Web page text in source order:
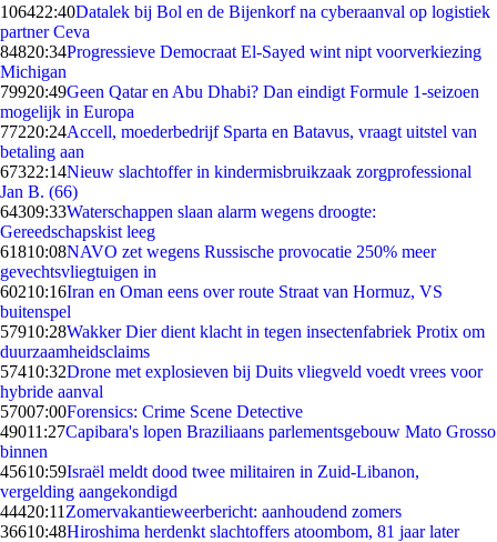
106422:40Datalek bij Bol en de Bijenkorf na cyberaanval op logistiek
partner Ceva
84820:34Progressieve Democraat El-Sayed wint nipt voorverkiezing
Michigan
79920:49Geen Qatar en Abu Dhabi? Dan eindigt Formule 1-seizoen
mogelijk in Europa
77220:24Accell, moederbedrijf Sparta en Batavus, vraagt uitstel van
betaling aan
67322:14Nieuw slachtoffer in kindermisbruikzaak zorgprofessional
Jan B. (66)
64309:33Waterschappen slaan alarm wegens droogte:
Gereedschapskist leeg
61810:08NAVO zet wegens Russische provocatie 250% meer
gevechtsvliegtuigen in
60210:16Iran en Oman eens over route Straat van Hormuz, VS
buitenspel
57910:28Wakker Dier dient klacht in tegen insectenfabriek Protix om
duurzaamheidsclaims
57410:32Drone met explosieven bij Duits vliegveld voedt vrees voor
hybride aanval
57007:00Forensics: Crime Scene Detective
49011:27Capibara's lopen Braziliaans parlementsgebouw Mato Grosso
binnen
45610:59Israël meldt dood twee militairen in Zuid-Libanon,
vergelding aangekondigd
44420:11 Zomervakantieweerbericht: aanhoudend zomers
36610:48Hiroshima herdenkt slachtoffers atoombom, 81 jaar later